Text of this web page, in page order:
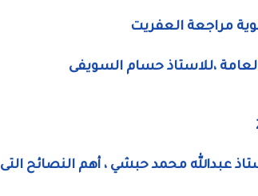
مراجعة العفريت
العامة ،للاستاذ حسام السويفى
عبدالله محمد حبشي ، أهم النصائح التى